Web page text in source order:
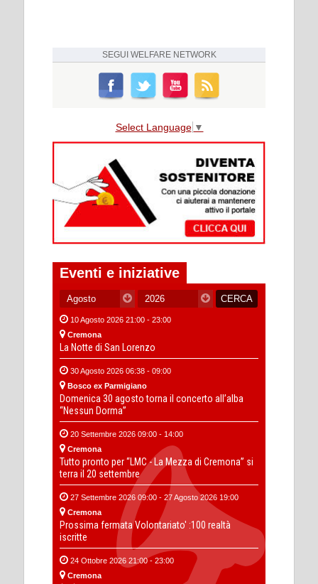
SEGUI WELFARE NETWORK
Select Language ▼
Eventi e iniziative
10 Agosto 2026 21:00 - 23:00
Cremona
La Notte di San Lorenzo
30 Agosto 2026 06:38 - 09:00
Bosco ex Parmigiano
Domenica 30 agosto torna il concerto all’alba
“Nessun Dorma”
20 Settembre 2026 09:00 - 14:00
Cremona
Tutto pronto per “LMC - La Mezza di Cremona” si
terra il 20 settembre
27 Settembre 2026 09:00 - 27 Agosto 2026 19:00
Cremona
Prossima fermata Volontariato' :100 realtà
iscritte
24 Ottobre 2026 21:00 - 23:00
Cremona